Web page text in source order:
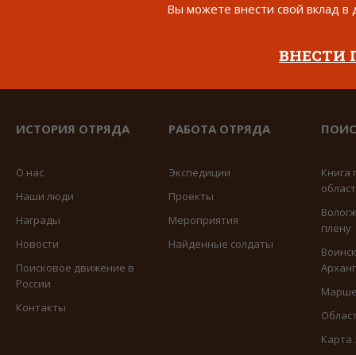
Вы можете внести свой вклад в
ВНЕСТИ
ИСТОРИЯ ОТРЯДА
О нас
Наши люди
Награды
Новости
Поисковое движение в
России
Контакты
РАБОТА ОТРЯДА
Экспедиции
Проекты
Мероприятия
Найденные солдаты
Книга
плену
Карта